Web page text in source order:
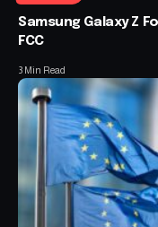
Samsung Galaxy Z
FCC
3 Min Read